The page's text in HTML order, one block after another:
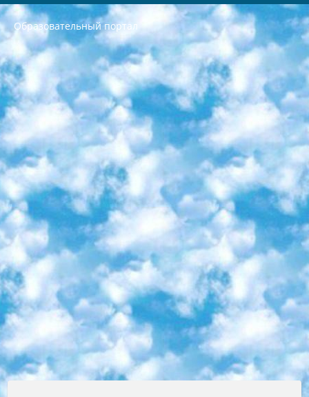
Образовательный портал
РЕСПУБЛИКА УЗБЕКИСТАН МИНИСТРЕРСТВО ДОШКОЛЬНОГО И ШКОЛЬНОГО ОБРАЗОВАНИЯ КОМАНДА в общеобразовательных учреждениях в 2023-2024 учебном году организация и проведение итоговой государственной аттестации обучающихся о Министра дошкольного и школьного образования Республики Узбекистан от 4 марта 2008 года (постановлением Минюста от 20 марта 2008 года № 1778 государственной регистрации) «Итоговое состояние учащихся общего среднего образования на основании положения об утверждении положения об аттестации общего среднего образования выпускной экзамен студентов в образовательных учреждениях в 2023-2024 учебном году В целях организации и прохождения аттестации приказываю: 1. Следующее: перечень предметов, по которым будет проводиться итоговая государственная аттестация и экзамен формы перевода согласно приложению 1; сертификаты международного образца, оценивающие уровень владения иностранными языками перечень согласно приложению 2; 2. Педагогический при специализированных образовательных учреждениях. научно-практический центр квалификации и международной оценки (Д.Давидова) 2024 г. До 25 марта: задания по предметам, по которым будет проводиться итоговая аттестация разработка и утверждение технических условий; итоговая аттестация на основании разработанного предметного задания разработка вопросов по предметам (устно и письменно), экзамен передача; общеобразовательные средние школы и специальные учебные заведения учащиеся выпускных классов школ и интернатов в агентской системе подготовка базы данных экзаменационных материалов и критериев оценки; перевод базы экзаменационных материалов на все языки обучения подать в Республиканский образовательный центр для изготовления; варианты экзаменов на основе разработанных контрольных материалов пусть будут поставлены задачи формирования. 3. Республиканский образовательный центр (Ш.Худайкулов) до 5 апреля 2024 года. до: база данных предоставленных экзаменационных материалов на все языки обучения перевод и экспертиза; для слепых, слабовидящих, глухих, слабослышащих и умственно отсталых детей учащиеся выпускных классов специализированных школ и школ-интернатов база данных экзаменационных материалов на всех преподаваемых языках подготовка критериев оценки; специализированные школы для умственно отсталых детей и технологии для учащихся выпускных классов школ-интернатов разработка соответствующих рекомендаций и критериев проведения ЕГЭ по естествознанию давать задания. 4. Педагогический при специализированных образовательных учреждениях. Научно-практический центр навыков и международной оценки (Д.Давидова), Республика образовательный центр (Худайкулов Ш.) итоговый государственный аттестационный экзамен ориентирован на творческое и логическое мышление при подготовке базы материалов учитывать введение заданий. 5. Следует отметить, что: сертификат государственного образца о знании общеобразовательного предмета и как минимум национальный уровень B1 по предметам на иностранных языках, указанным в Приложении 2. или международно признанный сертификат эквивалентного уровня студенты, изучающие определенный предмет, освобождаются от экзамена; по соответствующим предметам запланирована итоговая государственная аттестация за день до дня, путем жеребьевки Рабочей группой (в письменной форме по предметам, проводимым в форме) из числа сформированных вариантов выбрано 2 варианта; 2 выбранных варианта экзамена анонсированы на официальном сайте министерства и все выпускники по всей стране на основе этих вариантов проводит итоговую государственную аттестацию. 6. Государственное образование учащихся средних общеобразовательных учреждений. знания в соответствии с квалификационными требованиями, которые необходимо приобрести на основании стандартов итоговый (выпускной) контроль для 9 и 11 классов в целях тестирования Экзамены (далее – экзамены) состоят из предметов, перечисленных в приложении 1. будет сделано. 7. Экзамены пройдут с 26 мая по 15 июня 2024 г. (кроме науки физического воспитания). 8. Физическая для учащихся 9 классов общесредних образовательных учреждений. Экзамены по предмету «Образование, квалификация медицина» 1-6 мая 2024 года. сотрудники перевести под присмотр (с отклонениями в физическом или умственном развитии) специализированная школа для детей, школы-интернаты и со сколиозом школы-интернаты санаторного типа для больных детей исключены). 9. Он был слепым, слабовидящим и имел нарушения опорно-двигательного аппарата. экзамены в специализированных школах и интернатах для детей должны проводиться исходя из требований, предъявляемых к общеобразовательным учреждениям (физкультура кроме науки). 10. Специализированная школа для глухих и слабослышащих детей. и экзамены в интернатах и быть реализован в виде письменного теста по математике. 11. Специальность для умственно отсталых детей. Для 9 класса Родной язык и литературное письмо Государственный язык (язык обучения – узбекский). для неклассов) написано Математическое письмо Письменная/устная история Узбекистана Физическое воспитание практично Итоговый контроль Для 11 класса Написание родного языка и литературы (эссе) Математическое письмо Узбекский язык (обучение на узбекском языке) не посещающее общее среднее образование для учреждений)/Образовательное учреждение выбор письменный и устный Иностранный язык письменный/устный Письменная/устная история Узбекистана *По выбору студента:  Химия  Физика  Основы государственного права  География 10 бесплатных образовательных ресурсов - Мы составили подборку онлайн-проектов с интерактивными упражнениями, видеолекциями и статьями. Они помогут вам обрести новые и освежить старые знания бесплатно. 1. «ИНТУИТ» Старейшая образовательная площадка Рунета. Здесь вы найдёте сотни текстовых и видеокурсов на десятки различных тем — от программирования до психологии. Многие курсы подготовлены российскими университетами и крупными международными компаниями вроде Intel и Microsoft. Самостоятельное обучение бесплатное, но желающие могут оплатить услуги персональных наставников. 2. «Смартия» знакомит с актуальными профессиями и подсказывает, как им обучаться. Выбрав заинтересовавшую вас специальность — SMM-специалист, фотограф, веб-дизайнер или другую, — увидите список необходимых для неё умений. Чтобы вы могли освоить их самостоятельно, для каждого умения площадка отображает подборку ссылок на учебные материалы. Хотя «Смартия» ориентируется на русскоязычную аудиторию, часть контента всё же доступна только на английском. 3. «Лекторий Физтеха» Проект Московского физико-технического института (Физтеха). С его помощью вы можете смотреть онлайн серии лекций, записанные на видео в этом вузе. В числе доступных предметов — физика, биология, химия, информационные технологии и другие. К некоторым лекциям администрация ресурса прилагает готовые конспекты, которые можно скачивать в PDF-формате. 4. ITMOcourses Онлайн-площадка Санкт-Петербургского национального исследовательского университета информационных технологий, механики и оптики (ИТМО). Ресурс предоставляет свободный доступ к курсам, разработанным в этом вузе. Каталог материалов разбит на четыре категории: «Оптические системы и технологии», «Приборостроение и робототехника», «Информационные технологии» и «Биотехнологии». Курсы состоят из видеолекций, интерактивных демонстраций и заданий. 5. «КиберЛенинка» Электронная научная библиотека открытого доступа. Каталог площадки регулярно обрастает текстами статей из различных научных изданий. Сгруппированные по журналам и рубрикам публикации можно читать онлайн или скачивать целиком в PDF-формате. Проект нацелен на популяризацию науки за счёт открытого доступа к качественной информации. 6. «ПостНаука» На этом ресурсе публикуют подборки видеолекций, составленные экспертами из разных отраслей и объединённые общими темами. Среди них, к примеру, есть серии «Биоинформатика и геномика», «Культура средневековой Скандинавии» и Cinema Studies о теории кино. Каждая подборка лекций — логически связанная история, рассказанная экспертом от первого лица. Кроме того, на сайте появляются научно-образовательные статьи и тесты на разные темы. 7. «Newочём» Команда проекта «Newочём» отбирает самые интересные тексты из англоязычных СМИ и переводит те из них, за которые голосуют участники сообщества «ВКонтакте». По большей части это научно-популярные статьи. Редакторы придумывают лишь заголовки, в остальном содержание переводов соответствует оригиналам. Полные тексты можно читать прямо в социальной сети. 8. InternetUrok Онлайн-база материалов по основным дисциплинам школьной программы. Информация на сайте структурирована по классам, предметам и темам (урокам). Каждый урок состоит из видеолекций и конспектов. Есть также интерактивные тренажёры и тесты для закрепления пройденного материала. Даже если вы давно окончили школу, возможность повторить программу старших классов всегда может пригодиться. 9. Edutainme Ещё один ресурс об образовании. В отличие от Newtonew, как мне кажется, Edutainme больше ориентируется на представителей индустрии: педагогов, предпринимателей, разработчиков образовательных проектов. Но и любой, кто просто стремится к саморазвитию, найдёт на сайте много полезного и интересного для себя. Например, информацию о новых курсах и образовательных сервисах. 10. Newtonew Онлайн-медиа об образовании и обучении в широком смысле. Авторы Newtonew пишут об инструментах, заведениях, тактиках и стратегиях, которые помогают учить других и получать новые знания самостоятельно. На этой площадке вы найдёте новости, обзоры, аналитические мат